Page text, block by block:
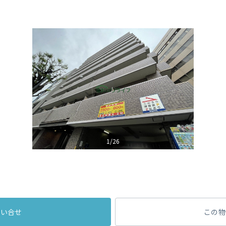
1/26
合せ この